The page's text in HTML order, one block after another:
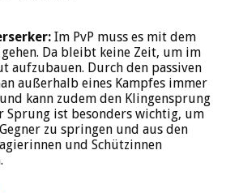
Im PvP muss es mit dem
Da bleibt keine Zeit, um im
aufzubauen. Durch den passiven
außerhalb eines Kampfes immer
kann zudem den Klingensprung
Sprung ist besonders wichtig, um
zu springen und aus den
und Schützinnen